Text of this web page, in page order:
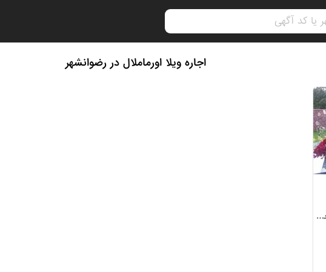
اجاره ویلا اورماملال در رضوانشهر
ویلای روستایی دربست با محیطی جنگلی